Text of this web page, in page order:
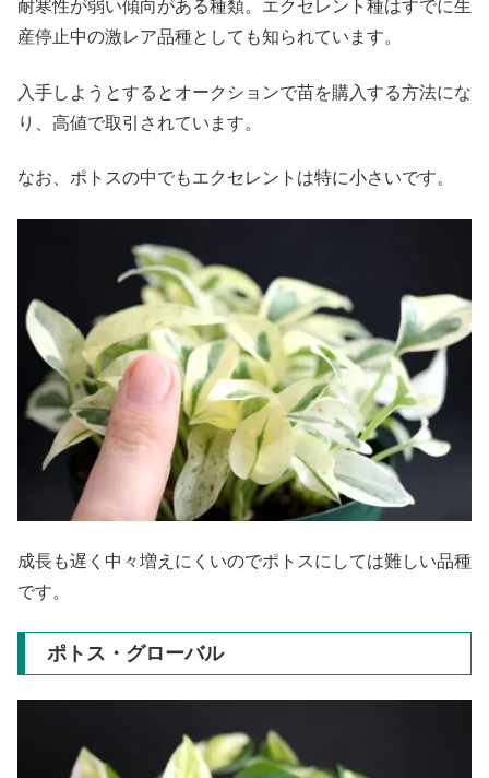
耐寒性が弱い傾向がある種類。エクセレント種はすでに生
産停止中の激レア品種としても知られています。
入手しようとするとオークションで苗を購入する方法にな
り、高値で取引されています。
なお、ポトスの中でもエクセレントは特に小さいです。
成長も遅く中々増えにくいのでポトスにしては難しい品種
です。
ポトス・グローバル